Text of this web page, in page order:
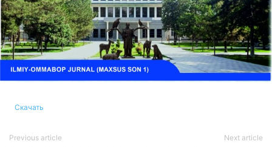
Скачать
Previous article Next article